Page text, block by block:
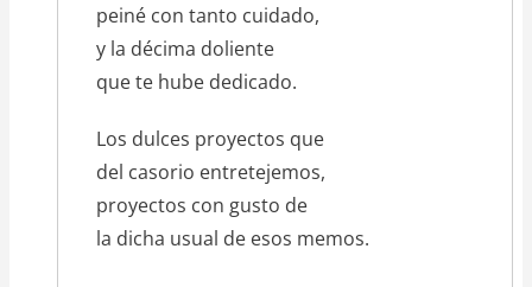
peiné con tanto cuidado,
y la décima doliente
que te hube dedicado.
Los dulces proyectos que
del casorio entretejemos,
proyectos con gusto de
la dicha usual de esos memos.